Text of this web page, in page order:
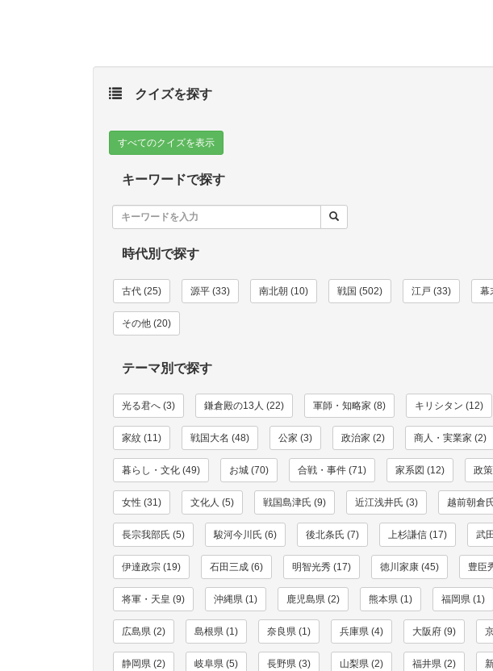
クイズを探す
すべてのクイズを表示
キーワードで探す
時代別で探す
古代 (25) 源平 (33) 南北朝 (10) 戦国 (502) 江戸 (33) 幕
その他 (20)
テーマ別で探す
光る君へ (3) 鎌倉殿の13人 (22) 軍師・知略家 (8) キリシタン (12)
家紋 (11) 戦国大名 (48) 公家 (3) 政治家 (2) 商人・実業家 (2)
暮らし・文化 (49) お城 (70) 合戦・事件 (71) 家系図 (12) 政
女性 (31) 文化人 (5) 戦国島津氏 (9) 近江浅井氏 (3) 越前朝倉
長宗我部氏 (5) 駿河今川氏 (6) 後北条氏 (7) 上杉謙信 (17) 武
伊達政宗 (19) 石田三成 (6) 明智光秀 (17) 徳川家康 (45) 豊臣
将軍・天皇 (9) 沖縄県 (1) 鹿児島県 (2) 熊本県 (1) 福岡県 (1)
広島県 (2) 島根県 (1) 奈良県 (1) 兵庫県 (4) 大阪府 (9)
静岡県 (2) 岐阜県 (5) 長野県 (3) 山梨県 (2) 福井県 (2)